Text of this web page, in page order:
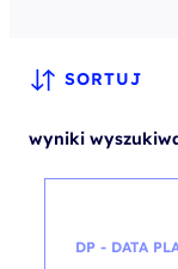
SORTUJ
wyniki
DP - DATA